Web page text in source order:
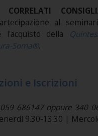
CORRELATI
al
l'acquisto della
Soma®.
e Iscrizioni
059 686147 oppure 340
9.30-13.30 |